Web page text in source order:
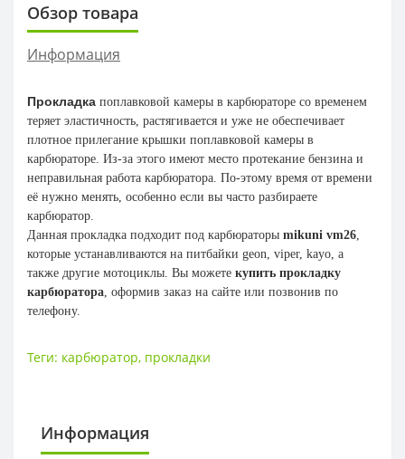
Обзор товара
Информация
Прокладка поплавковой камеры в карбюраторе со временем
теряет эластичность, растягивается и уже не обеспечивает
плотное прилегание крышки поплавковой камеры в
карбюраторе. Из-за этого имеют место протекание бензина и
неправильная работа карбюратора. По-этому время от времени
её нужно менять, особенно если вы часто разбираете
карбюратор.
Данная прокладка подходит под карбюраторы mikuni vm26
которые устанавливаются на питбайки geon, viper, kayo, а
также другие мотоциклы. Вы можете купить прокладку
карбюратора , оформив заказ на сайте или позвонив по
телефону.
Теги: карбюратор, прокладки
Информация